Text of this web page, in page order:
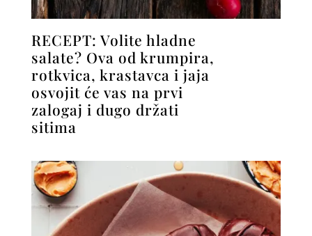
RECEPT: Volite hladne
salate? Ova od krumpira,
rotkvica, krastavca i jaja
osvojit će vas na prvi
zalogaj i dugo držati
sitima